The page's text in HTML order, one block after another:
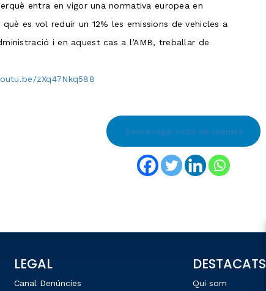
entra en vigor una normativa europea en
es vol reduir un 12% les emissions de vehicles a
i en aquest cas a l’AMB, treballar de
zXq47Nkq588
Descarregar nota de premsa
LEGAL
Canal Denúncies
DESTACATS
Qui som